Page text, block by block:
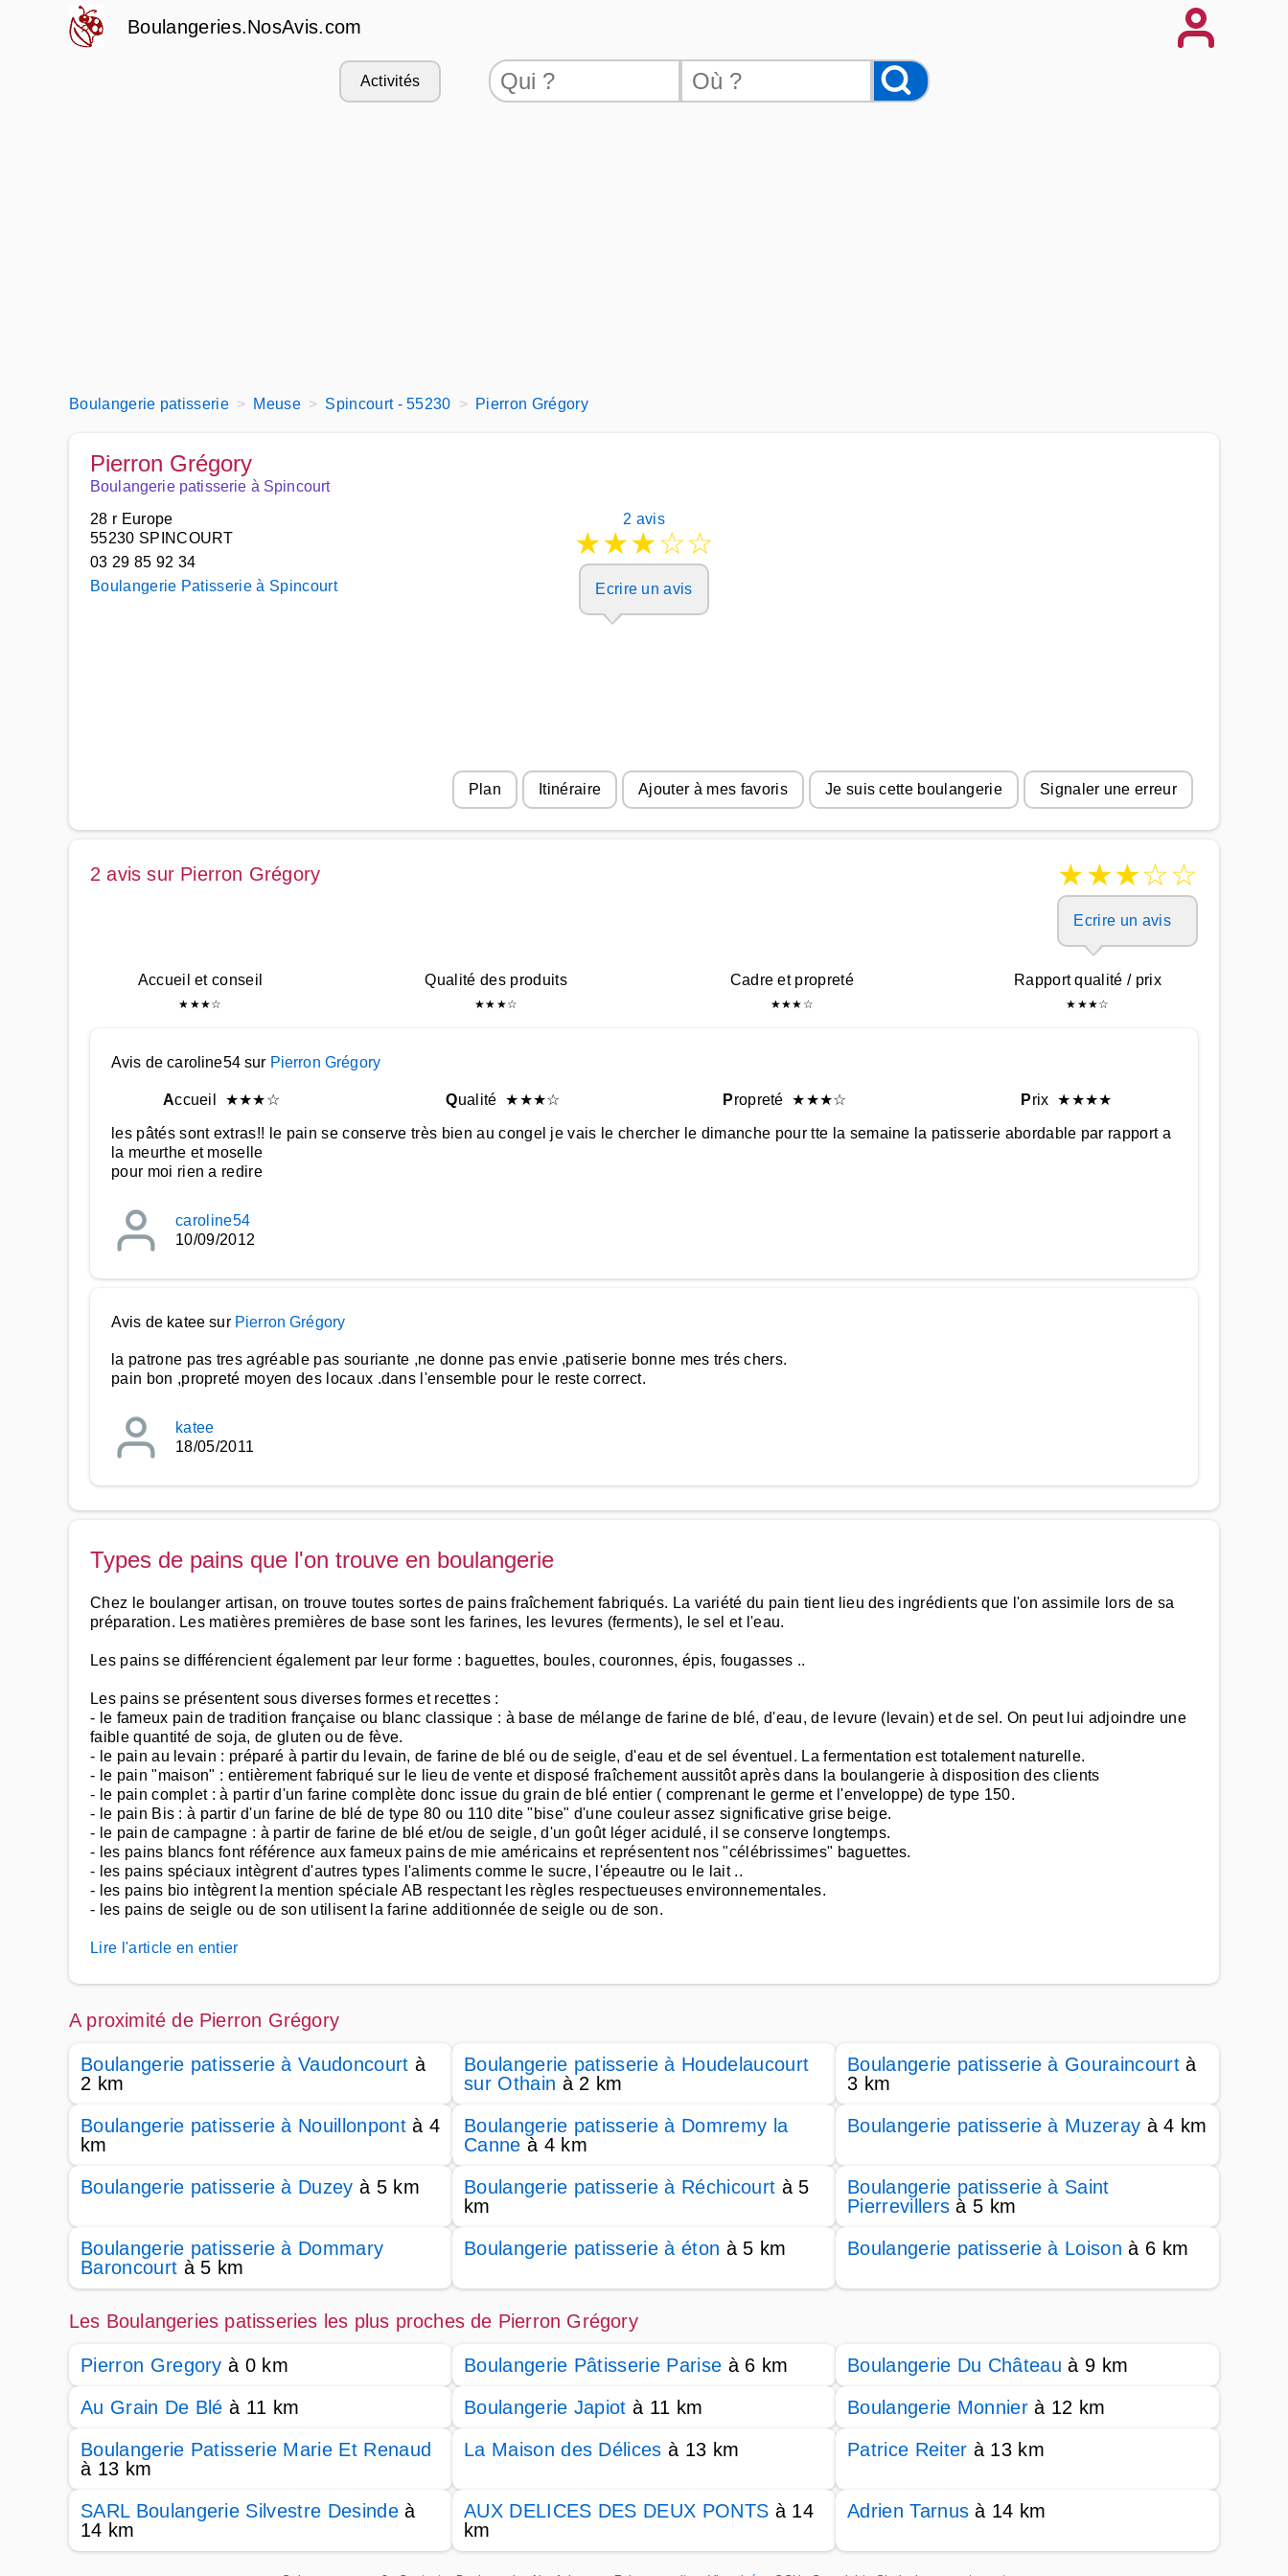
Boulangeries.NosAvis.com
Activités
Boulangerie patisserie Meuse Spincourt - 55230 Pierron Grégory
Pierron Grégory
Boulangerie patisserie à Spincourt
28 r Europe
55230 SPINCOURT
03 29 85 92 34
Boulangerie Patisserie à Spincourt
2 avis
★★★☆☆
Ecrire un avis
Plan Itinéraire Ajouter à mes favoris Je suis cette boulangerie Signaler une erreur
2 avis sur Pierron Grégory ★★★☆☆
Ecrire un avis
Accueil et conseil
★ ★★☆
Qualité des produits
★★ ★☆
Cadre et propreté
★★★ ☆
Rapport qualité / prix
★ ★★☆
Avis de caroline54 sur Pierron Grégory
Accueil ★★★☆ Qualité ★★★☆ Propreté ★★★☆ Prix ★★★★
les pâtés sont extras!! le pain se conserve très bien au congel je vais le chercher le dimanche pour tte la semaine la patisserie abordable par rapport a
la meurthe et moselle
pour moi rien a redire
caroline54
10/09/2012
Avis de katee sur Pierron Grégory
la patrone pas tres agréable pas souriante ,ne donne pas envie ,patiserie bonne mes trés chers.
pain bon ,propreté moyen des locaux .dans l'ensemble pour le reste correct.
katee
18/05/2011
Types de pains que l'on trouve en boulangerie
Chez le boulanger artisan, on trouve toutes sortes de pains fraîchement fabriqués. La variété du pain tient lieu des ingrédients que l'on assimile lors de sa
préparation. Les matières premières de base sont les farines, les levures (ferments), le sel et l'eau.
Les pains se différencient également par leur forme : baguettes, boules, couronnes, épis, fougasses ..
Les pains se présentent sous diverses formes et recettes :
- le fameux pain de tradition française ou blanc classique : à base de mélange de farine de blé, d'eau, de levure (levain) et de sel. On peut lui adjoindre une
faible quantité de soja, de gluten ou de fève.
- le pain au levain : préparé à partir du levain, de farine de blé ou de seigle, d'eau et de sel éventuel. La fermentation est totalement naturelle.
- le pain "maison" : entièrement fabriqué sur le lieu de vente et disposé fraîchement aussitôt après dans la boulangerie à disposition des clients
- le pain complet : à partir d'un farine complète donc issue du grain de blé entier ( comprenant le germe et l'enveloppe) de type 150.
- le pain Bis : à partir d'un farine de blé de type 80 ou 110 dite "bise" d'une couleur assez significative grise beige.
- le pain de campagne : à partir de farine de blé et/ou de seigle, d'un goût léger acidulé, il se conserve longtemps.
- les pains blancs font référence aux fameux pains de mie américains et représentent nos "célébrissimes" baguettes.
- les pains spéciaux intègrent d'autres types l'aliments comme le sucre, l'épeautre ou le lait ..
- les pains bio intègrent la mention spéciale AB respectant les règles respectueuses environnementales.
- les pains de seigle ou de son utilisent la farine additionnée de seigle ou de son.
Lire l'article en entier
A proximité de Pierron Grégory
Boulangerie patisserie à Vaudoncourt à
2 km
Boulangerie patisserie à Houdelaucourt
sur Othain à 2 km
Boulangerie patisserie à Gouraincourtà
3 km
Boulangerie patisserie à Nouillonpontà 4
km
Boulangerie patisserie à Domremy la
Canne à 4 km
Boulangerie patisserie à Muzeray à 4 km
Boulangerie patisserie à Duzey à 5 km Boulangerie patisserie à Réchicourt à 5
km
Boulangerie patisserie à Saint
Pierrevillers à 5 km
Boulangerie patisserie à Dommary
Baroncourt à 5 km
Boulangerie patisserie à éton à 5 km Boulangerie patisserie à Loison à 6 km
Les Boulangeries patisseries les plus proches de Pierron Grégory
Pierron Gregory à 0 km Boulangerie Pâtisserie Parise à 6 km Boulangerie Du Château à 9 km
Au Grain De Blé à 11 km Boulangerie Japiot à 11 km Boulangerie Monnier à 12 km
Boulangerie Patisserie Marie Et Renaud
à 13 km
La Maison des Délices à 13 km Patrice Reiter à 13 km
SARL Boulangerie Silvestre Desindeà
14 km
AUX DELICES DES DEUX PONTS à 14
km
Adrien Tarnus à 14 km